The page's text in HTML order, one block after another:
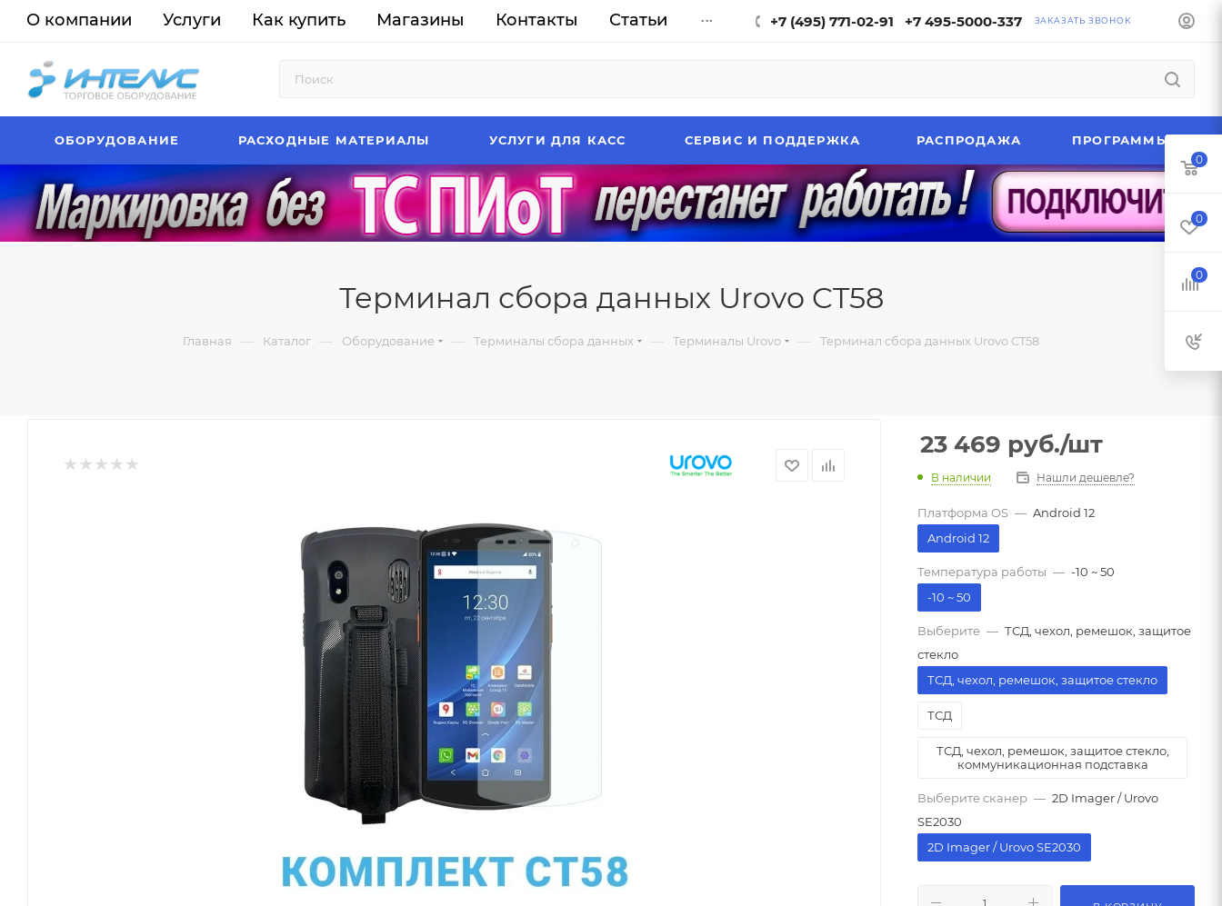
О компании Услуги Как купить Магазины Контакты Статьи ... +7 (495) 771-02-91 +7 495-5000-337 ЗАКАЗАТЬ ЗВОНОК
ОБОРУДОВАНИЕ РАСХОДНЫЕ МАТЕРИАЛЫ УСЛУГИ ДЛЯ КАСС СЕРВИС И ПОДДЕРЖКА РАСПРОДАЖА ПРОГРАММЫ
Терминал сбора данных Urovo CT58
Главная — Каталог — Оборудование — Терминалы сбора данных — Терминалы Urovo — Терминал сбора данных Urovo CT58
23 469 руб./шт
В наличии Нашли дешевле?
Платформа OS — Android 12
Android 12
Температура работы — -10 ~ 50
-10 ~ 50
Выберите — ТСД, чехол, ремешок, защитое
стекло
ТСД, чехол, ремешок, защитое стекло
ТСД
ТСД, чехол, ремешок, защитое стекло,
коммуникационная подставка
Выберите сканер — 2D Imager / Urovo
SE2030
2D Imager / Urovo SE2030
0
0
0